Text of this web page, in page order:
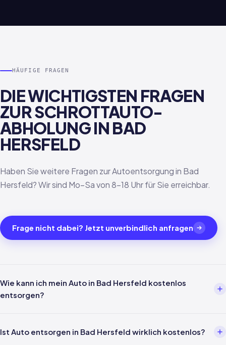
HÄUFIGE FRAGEN
DIE WICHTIGSTEN FRAGEN
ZUR SCHROTTAUTO-
ABHOLUNG IN BAD
HERSFELD
Haben Sie weitere Fragen zur Autoentsorgung in Bad
Hersfeld? Wir sind Mo–Sa von 8–18 Uhr für Sie erreichbar.
Frage nicht dabei? Jetzt unverbindlich anfragen
Wie kann ich mein Auto in Bad Hersfeld kostenlos
entsorgen?
WhatsApp melden — wir kümmern uns um alles weitere inklusive
Ist Auto entsorgen in Bad Hersfeld wirklich kostenlos?